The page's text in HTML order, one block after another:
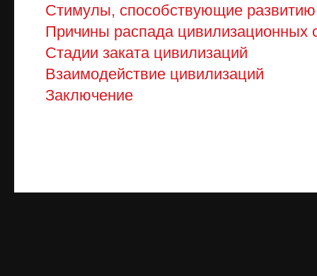
Стимулы, способствующие
Причины распада цивилизационных
Стадии заката цивилизаций
Взаимодействие цивилизаций
Заключение